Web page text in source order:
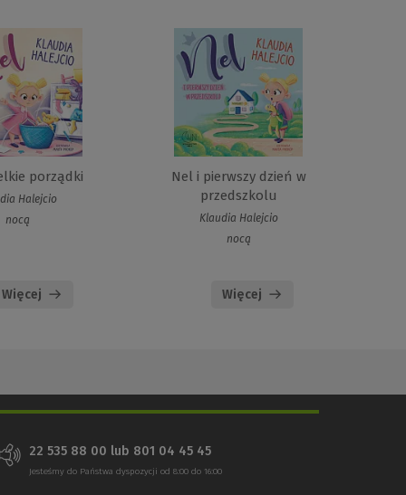
porządki
Halejcio
nocą
Więcej
Nel i pierwszy dzień w
przedszkolu
Klaudia Halejcio
nocą
Więcej
22 535 88 00 lub 801 04 45 45
Jesteśmy do Państwa dyspozycji od 8:00 do 16:00